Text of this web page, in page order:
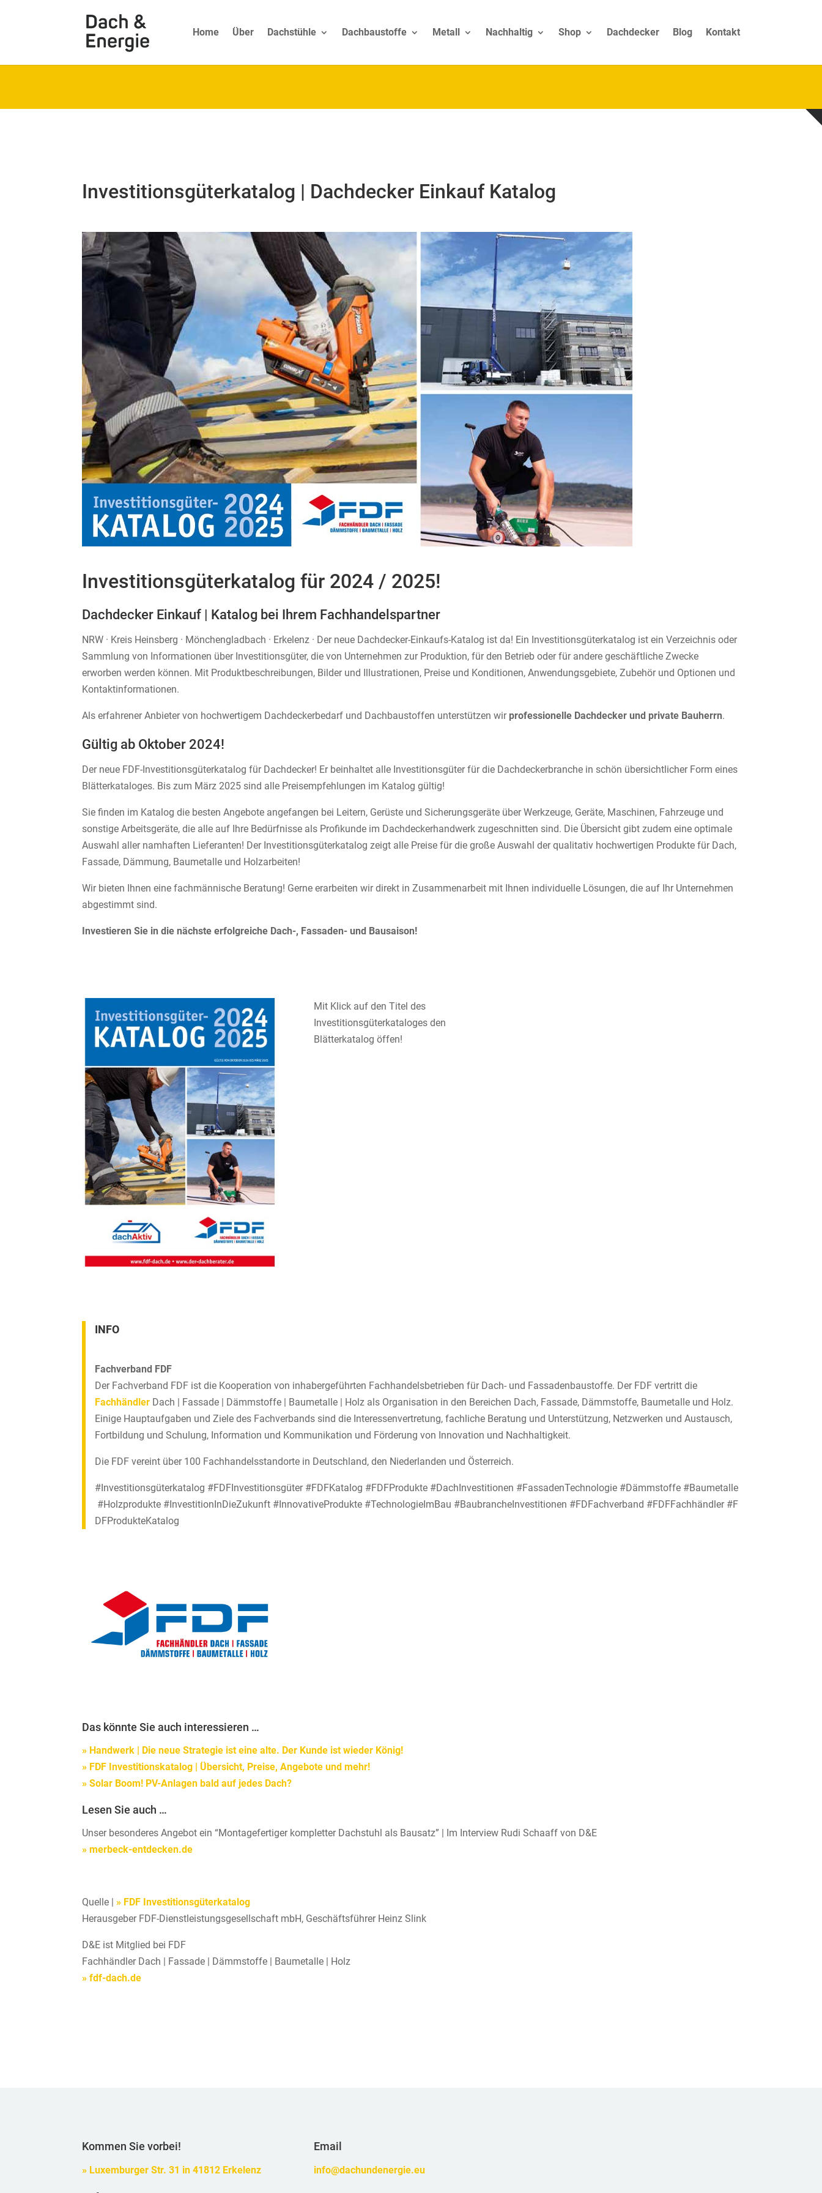
Home Über Dachstühle Dachbaustoffe Metall Nachhaltig Shop Dachdecker Blog Kontakt
Investitionsgüterkatalog | Dachdecker Einkauf Katalog
Investitionsgüterkatalog für 2024 / 2025!
Dachdecker Einkauf | Katalog bei Ihrem Fachhandelspartner
NRW · Kreis Heinsberg · Mönchengladbach · Erkelenz · Der neue Dachdecker-Einkaufs-Katalog ist da! Ein Investitionsgüterkatalog ist ein Verzeichnis oder
Sammlung von Informationen über Investitionsgüter, die von Unternehmen zur Produktion, für den Betrieb oder für andere geschäftliche Zwecke
erworben werden können. Mit Produktbeschreibungen, Bilder und Illustrationen, Preise und Konditionen, Anwendungsgebiete, Zubehör und Optionen und
Kontaktinformationen.
Als erfahrener Anbieter von hochwertigem Dachdeckerbedarf und Dachbaustoffen unterstützen wir professionelle Dachdecker und private Bauherrn.
Gültig ab Oktober 2024!
Der neue FDF-Investitionsgüterkatalog für Dachdecker! Er beinhaltet alle Investitionsgüter für die Dachdeckerbranche in schön übersichtlicher Form eines
Blätterkataloges. Bis zum März 2025 sind alle Preisempfehlungen im Katalog gültig!
Sie finden im Katalog die besten Angebote angefangen bei Leitern, Gerüste und Sicherungsgeräte über Werkzeuge, Geräte, Maschinen, Fahrzeuge und
sonstige Arbeitsgeräte, die alle auf Ihre Bedürfnisse als Profikunde im Dachdeckerhandwerk zugeschnitten sind. Die Übersicht gibt zudem eine optimale
Auswahl aller namhaften Lieferanten! Der Investitionsgüterkatalog zeigt alle Preise für die große Auswahl der qualitativ hochwertigen Produkte für Dach,
Fassade, Dämmung, Baumetalle und Holzarbeiten!
Wir bieten Ihnen eine fachmännische Beratung! Gerne erarbeiten wir direkt in Zusammenarbeit mit Ihnen individuelle Lösungen, die auf Ihr Unternehmen
abgestimmt sind.
Investieren Sie in die nächste erfolgreiche Dach-, Fassaden- und Bausaison!
Mit Klick auf den Titel des
Investitionsgüterkataloges den
Blätterkatalog öffen!
INFO
Fachverband FDF
Der Fachverband FDF ist die Kooperation von inhabergeführten Fachhandelsbetrieben für Dach- und Fassadenbaustoffe. Der FDF vertritt die
Fachhändler Dach | Fassade | Dämmstoffe | Baumetalle | Holz als Organisation in den Bereichen Dach, Fassade, Dämmstoffe, Baumetalle und Holz.
Einige Hauptaufgaben und Ziele des Fachverbands sind die Interessenvertretung, fachliche Beratung und Unterstützung, Netzwerken und Austausch,
Fortbildung und Schulung, Information und Kommunikation und Förderung von Innovation und Nachhaltigkeit.
Die FDF vereint über 100 Fachhandelsstandorte in Deutschland, den Niederlanden und Österreich.
#Investitionsgüterkatalog #FDFInvestitionsgüter #FDFKatalog #FDFProdukte #DachInvestitionen #FassadenTechnologie #Dämmstoffe #Baumetalle
#Holzprodukte #InvestitionInDieZukunft #InnovativeProdukte #TechnologieImBau #BaubrancheInvestitionen #FDFachverband #FDFFachhändler #F
DFProdukteKatalog
Das könnte Sie auch interessieren …
» Handwerk | Die neue Strategie ist eine alte. Der Kunde ist wieder König!
» FDF Investitionskatalog | Übersicht, Preise, Angebote und mehr!
» Solar Boom! PV-Anlagen bald auf jedes Dach?
Lesen Sie auch …
Unser besonderes Angebot ein “Montagefertiger kompletter Dachstuhl als Bausatz” | Im Interview Rudi Schaaff von D&E
» merbeck-entdecken.de
Quelle |
» FDF Investitionsgüterkatalog
Herausgeber FDF-Dienstleistungsgesellschaft mbH, Geschäftsführer Heinz Slink
D&E ist Mitglied bei FDF
Fachhändler Dach | Fassade | Dämmstoffe | Baumetalle | Holz
» fdf-dach.de
Kommen Sie vorbei!
» Luxemburger Str. 31 in 41812 Erkelenz
Email
info@dachundenergie.eu